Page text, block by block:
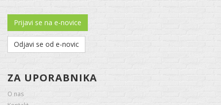
Prijavi se na e-novice
Odjavi se od e-novic
ZA UPORABNIKA
O nas